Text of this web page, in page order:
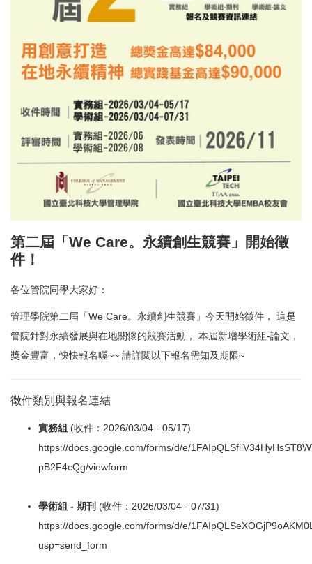
第二屆「We Care。永續創生競賽」開始徵
件！
各位管院同學大家好：
管理學院第二屆「We Care。永續創生競賽」今天開始徵件， 這是
管院針對永續發展與在地關懷的競賽活動， 本屆新增學術組-論文，
獎金豐富，快快報名喔~~ 請詳閱以下報名需知及期限~
徵件類別與報名連結
實務組 (收件：2026/03/04 - 05/17)
https://docs.google.com/forms/d/e/
pB2F4cQg/viewform
學術組 - 期刊 (收件：2026/03/04 - 07/31)
https://docs.google.com/forms/d/e/
usp=send_form